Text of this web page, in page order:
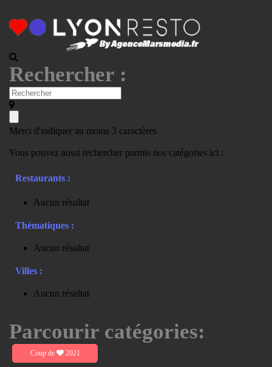
Rechercher :
Merci d'indiquer au moins 3 caractères
Vous pouvez aussi rechercher parmis nos catégories ici :
Restaurants :
Aucun résultat
Thématiques :
Aucun résultat
Villes :
Aucun résultat
Parcourir catégories:
Coup de 2021